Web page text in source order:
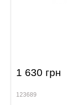
1 630 грн
123689